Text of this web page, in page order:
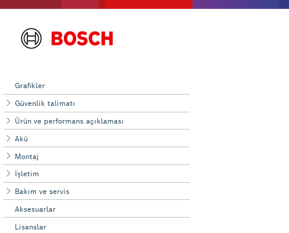
Grafikler
Güvenlik talimatı
Ürün ve performans açıklaması
Akü
Montaj
İşletim
Bakım ve servis
Aksesuarlar
Lisanslar